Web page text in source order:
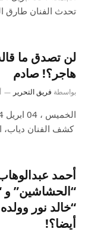
تحدث الفنان طارق
لن تصدق ما
هاجر؟! صادم
بواسطة فريق التحرير
كشف الفنان دياب،
أحمد
“الحشاشين” و
“خالد نور
أيضا؟!